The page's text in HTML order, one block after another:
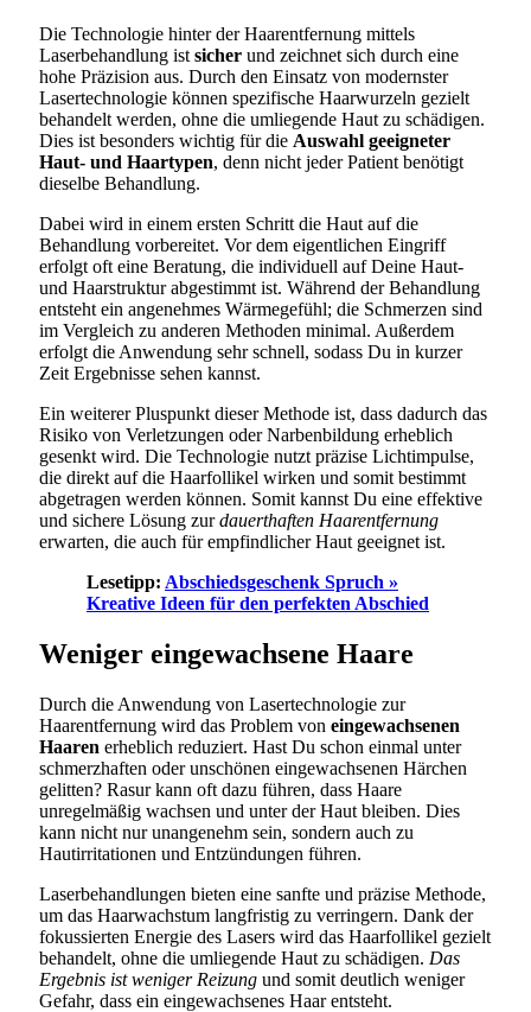
Die Technologie hinter der Haarentfernung mittels
Laserbehandlung ist sicher und zeichnet sich durch eine
hohe Präzision aus. Durch den Einsatz von modernster
Lasertechnologie können spezifische Haarwurzeln gezielt
behandelt werden, ohne die umliegende Haut zu schädigen.
Dies ist besonders wichtig für die Auswahl geeigneter
Haut- und Haartypen, denn nicht jeder Patient benötigt
dieselbe Behandlung.
Dabei wird in einem ersten Schritt die Haut auf die
Behandlung vorbereitet. Vor dem eigentlichen Eingriff
erfolgt oft eine Beratung, die individuell auf Deine Haut-
und Haarstruktur abgestimmt ist. Während der Behandlung
entsteht ein angenehmes Wärmegefühl; die Schmerzen sind
im Vergleich zu anderen Methoden minimal. Außerdem
erfolgt die Anwendung sehr schnell, sodass Du in kurzer
Zeit Ergebnisse sehen kannst.
Ein weiterer Pluspunkt dieser Methode ist, dass dadurch das
Risiko von Verletzungen oder Narbenbildung erheblich
gesenkt wird. Die Technologie nutzt präzise Lichtimpulse,
die direkt auf die Haarfollikel wirken und somit bestimmt
abgetragen werden können. Somit kannst Du eine effektive
und sichere Lösung zurdauerthaften Haarentfernung
erwarten, die auch für empfindlicher Haut geeignet ist.
Lesetipp: Abschiedsgeschenk Spruch »
Kreative Ideen für den perfekten Abschied
Weniger eingewachsene Haare
Durch die Anwendung von Lasertechnologie zur
Haarentfernung wird das Problem von eingewachsenen
Haaren erheblich reduziert. Hast Du schon einmal unter
schmerzhaften oder unschönen eingewachsenen Härchen
gelitten? Rasur kann oft dazu führen, dass Haare
unregelmäßig wachsen und unter der Haut bleiben. Dies
kann nicht nur unangenehm sein, sondern auch zu
Hautirritationen und Entzündungen führen.
Laserbehandlungen bieten eine sanfte und präzise Methode,
um das Haarwachstum langfristig zu verringern. Dank der
fokussierten Energie des Lasers wird das Haarfollikel gezielt
behandelt, ohne die umliegende Haut zu schädigen. Das
Ergebnis ist weniger Reizung und somit deutlich weniger
Gefahr, dass ein eingewachsenes Haar entsteht.